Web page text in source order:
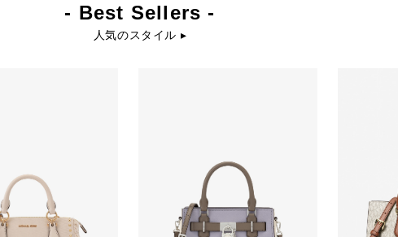
- Best Sellers -
人気のスタイル ▸